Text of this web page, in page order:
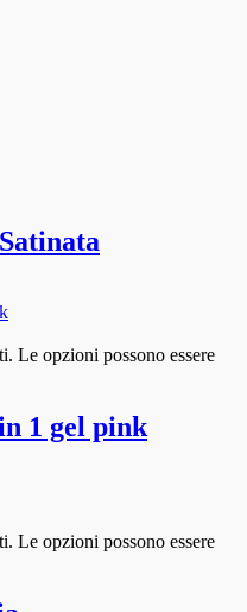
Le opzioni possono essere
1 gel pink
Le opzioni possono essere